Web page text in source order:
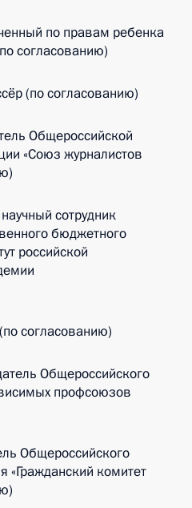
по правам ребенка
согласованию)
(по согласованию)
Общероссийской
«Союз журналистов
сотрудник
бюджетного
российской
согласованию)
Общероссийского
профсоюзов
Общероссийского
«Гражданский комитет